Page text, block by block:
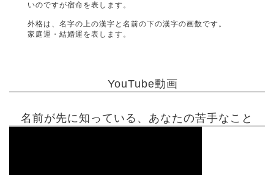
いのですが宿命を表します。
外格は、名字の上の漢字と名前の下の漢字の画数です。
家庭運・結婚運を表します。
YouTube動画
名前が先に知っている、あなたの苦手なこと